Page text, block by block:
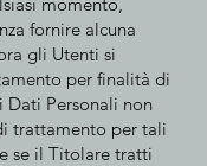
fornire alcuna
gli Utenti si
per finalità di
Personali non
trattamento per tali
se il Titolare tratti